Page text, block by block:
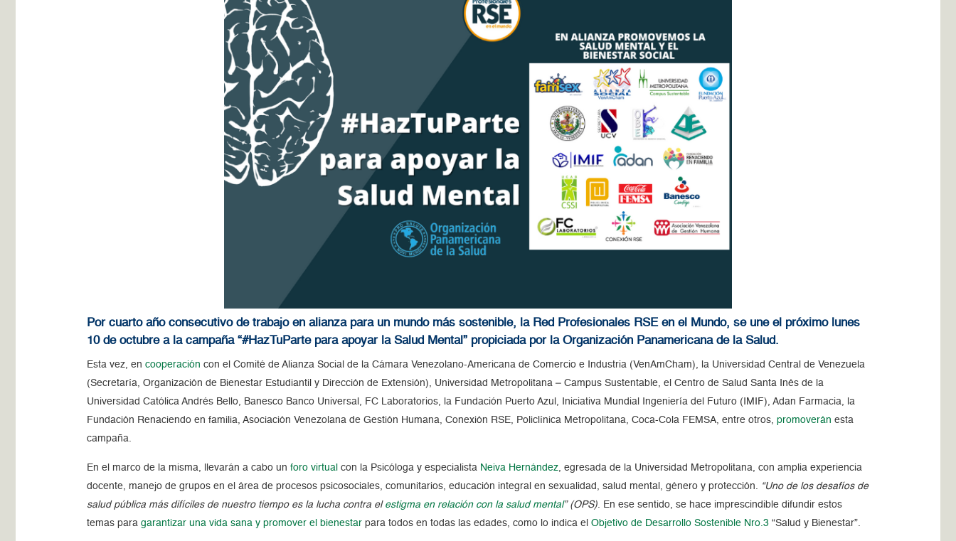
Por cuarto año consecutivo de trabajo en alianza para un mundo más sostenible, la Red Profesionales RSE en el Mundo, se une el próximo lunes
10 de octubre a la campaña “#HazTuParte para apoyar la Salud Mental” propiciada por la Organización Panamericana de la Salud.
Esta vez, encooperación con el Comité de Alianza Social de la Cámara Venezolano-Americana de Comercio e Industria (VenAmCham), la Universidad Central de Venezuela
(Secretaría, Organización de Bienestar Estudiantil y Dirección de Extensión), Universidad Metropolitana – Campus Sustentable, el Centro de Salud Santa Inés de la
Universidad Católica Andrés Bello, Banesco Banco Universal, FC Laboratorios, la Fundación Puerto Azul, Iniciativa Mundial Ingeniería del Futuro (IMIF), Adan Farmacia, la
Fundación Renaciendo en familia, Asociación Venezolana de Gestión Humana, Conexión RSE, Policlínica Metropolitana, Coca-Cola FEMSA, entre otros,promoverán esta
campaña.
En el marco de la misma, llevarán a cabo unforo virtual con la Psicóloga y especialista Neiva Hernández , egresada de la Universidad Metropolitana, con amplia experiencia
docente, manejo de grupos en el área de procesos psicosociales, comunitarios, educación integral en sexualidad, salud mental, género y protección.
“Uno de los desafíos de
salud pública más difíciles de nuestro tiempo es la lucha contra el estigma en relación con la salud mental” (OPS) . En ese sentido, se hace imprescindible difundir estos
temas paragarantizar una vida sana y promover el bienestar para todos en todas las edades, como lo indica elObjetivo de Desarrollo Sostenible Nro.3 “Salud y Bienestar”.